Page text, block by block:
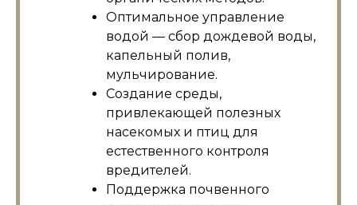
Оптимальное управление
водой — сбор дождевой воды,
капельный полив,
мульчирование.
Создание среды,
привлекающей полезных
насекомых и птиц для
естественного контроля
вредителей.
Поддержка почвенного